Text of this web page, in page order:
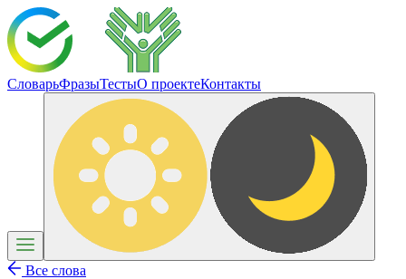
СловарьФразыТестыО проектеКонтакты
Все слова